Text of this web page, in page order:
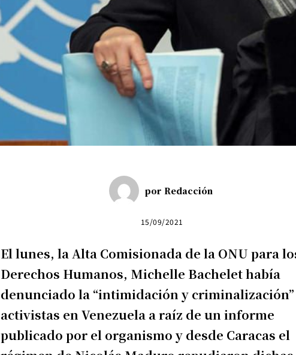
por Redacción
15/09/2021
El lunes, la Alta Comisionada de la ONU para
Derechos Humanos, Michelle Bachelet había
denunciado la “intimidación y
activistas en Venezuela a raíz de un informe
publicado por el organismo y desde Caracas el